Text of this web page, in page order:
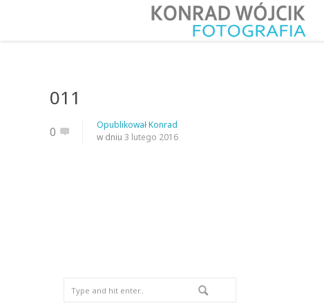
011
0 OpublikowałKonrad
w dniu 3 lutego 2016